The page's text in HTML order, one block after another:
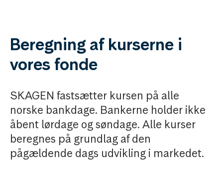
Beregning af kurserne i
vores fonde
SKAGEN fastsætter kursen på alle
norske bankdage. Bankerne holder ikke
åbent lørdage og søndage. Alle kurser
beregnes på grundlag af den
pågældende dags udvikling i markedet.